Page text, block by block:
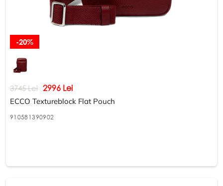
-20%
3745 Lei 2996 Lei
ECCO Textureblock Flat Pouch
910581390902